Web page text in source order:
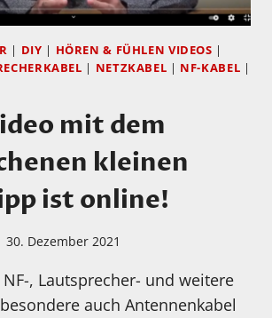
| DIY | HÖREN & FÜHLEN VIDEOS |
| NETZKABEL | NF-KABEL |
mit dem
kleinen
ist online!
30. Dezember 2021
, Lautsprecher- und weitere
auch Antennenkabel